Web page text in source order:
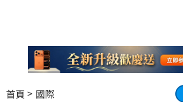
首頁 國際